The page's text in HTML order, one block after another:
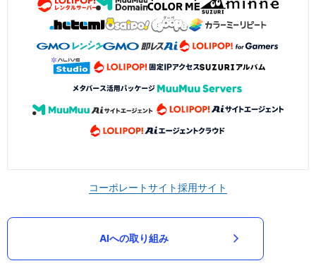
コーポレートサイト採用サイト
AIへの取り組み